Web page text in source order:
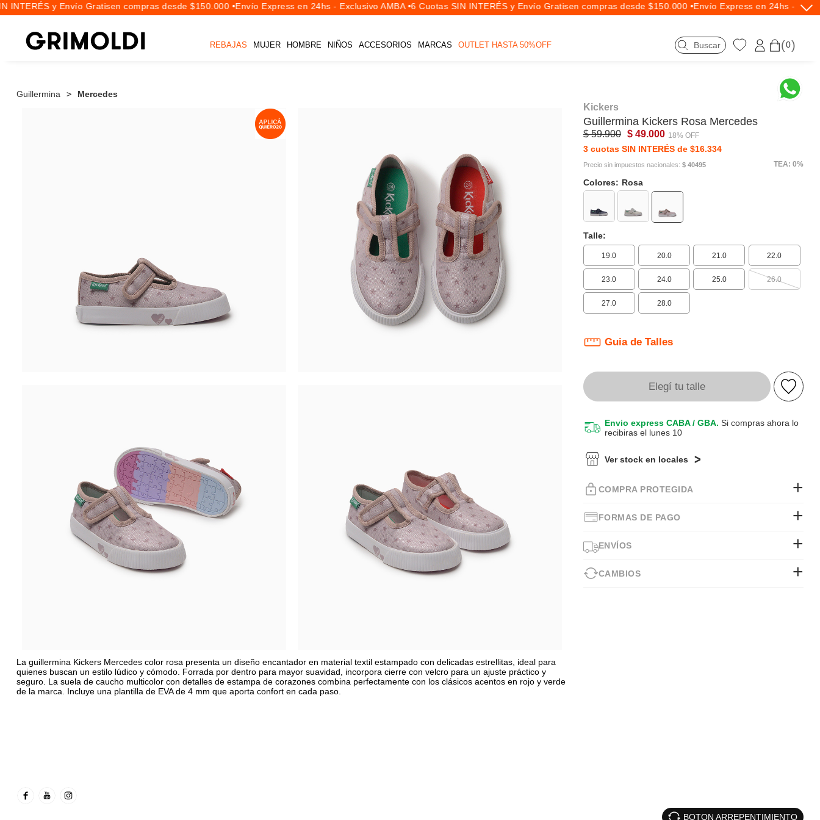
REBAJAS MUJER HOMBRE NIÑOS ACCESORIOS MARCAS OUTLET HASTA 50%OFF
INTERÉS y Envío Gratisen compras desde $150.000 •Envío Express en 24hs - Exclusivo AMBA •6 Cuotas SIN INTERÉS y Envío Gratisen compras desde $150.000 •Envío Express en 24hs -
0
Guillermina Mercedes
La guillermina Kickers Mercedes color rosa presenta un diseño encantador en material textil estampado con delicadas estrellitas, ideal para
quienes buscan un estilo lúdico y cómodo. Forrada por dentro para mayor suavidad, incorpora cierre con velcro para un ajuste práctico y
seguro. La suela de caucho multicolor con detalles de estampa de corazones combina perfectamente con los clásicos acentos en rojo y verde
de la marca. Incluye una plantilla de EVA de 4 mm que aporta confort en cada paso.
Kickers
Guillermina Kickers Rosa Mercedes
$ 59.900 $ 49.000 18% OFF
3 cuotas SIN INTERÉS de $16.334
Precio sin impuestos nacionales: $ 40495 TEA: 0%
Colores: Rosa
Talle:
19.0 20.0 21.0 22.0
23.0 24.0 25.0 26.0
27.0 28.0
Guia de Talles
Elegí tu talle
Envio express CABA / GBA. Si compras ahora lo
recibiras el lunes 10
Ver stock en locales
COMPRA PROTEGIDA
FORMAS DE PAGO
ENVÍOS
CAMBIOS
BOTON ARREPENTIMIENTO